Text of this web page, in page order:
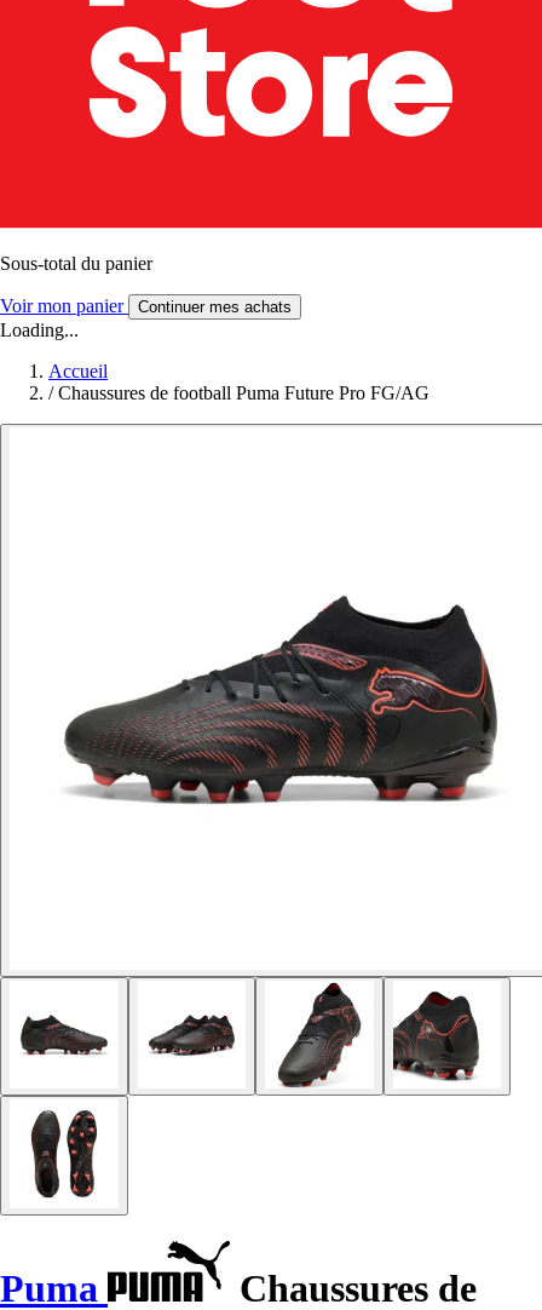
Sous-total du panier
Voir mon panier Continuer mes achats
Loading...
Accueil
/ Chaussures de football Puma Future Pro FG/AG
Puma Chaussures de